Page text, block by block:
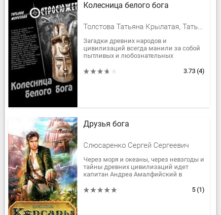
Колесница белого бога
Толстова Татьяна Крылатая, Татьяна Морозова
Загадки древних народов и
цивилизаций всегда манили за собой
пытливых и любознательных
новом романе известного автора...3.73 (4)
Друзья бога
Слюсаренко Сергей Сергеевич
Через моря и океаны, через невзгоды и
тайны древних цивилизаций идет
капитан Андреа Амалфийский в
детства он сохранил в себе...
5 (1)